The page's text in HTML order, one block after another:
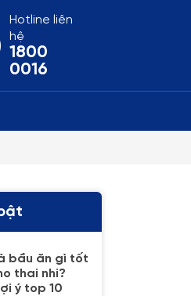
Hotline liên
hệ
1800
0016
bầu ăn gì tốt
thai nhi?
ý top 10